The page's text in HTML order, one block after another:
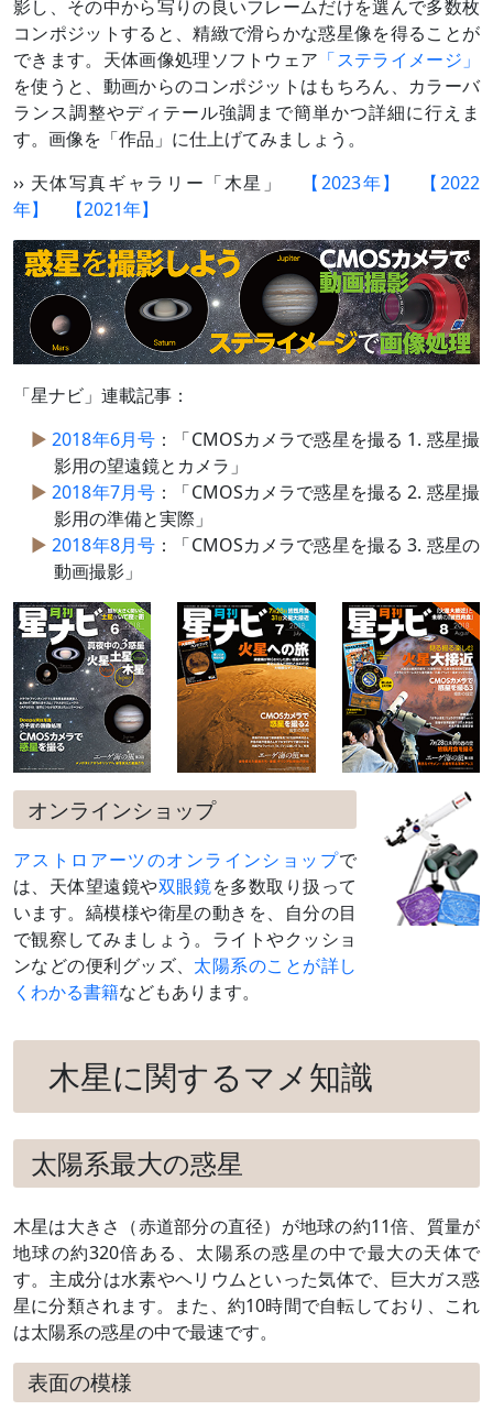
影し、その中から写りの良いフレームだけを選んで多数枚
コンポジットすると、精緻で滑らかな惑星像を得ることが
できます。天体画像処理ソフトウェア 「ステライメージ」
を使うと、動画からのコンポジットはもちろん、カラーバ
ランス調整やディテール強調まで簡単かつ詳細に行えま
す。画像を「作品」に仕上げてみましょう。
›› 天体写真ギャラリー「木星」
【2023年】
【2022
年】
【2021年】
「星ナビ」連載記事：
2018年6月号 ：「CMOSカメラで惑星を撮る 1. 惑星撮
影用の望遠鏡とカメラ」
2018年7月号 ：「CMOSカメラで惑星を撮る 2. 惑星撮
影用の準備と実際」
2018年8月号 ：「CMOSカメラで惑星を撮る 3. 惑星の
動画撮影」
オンラインショップ
アストロアーツのオンラインショップで
は、天体望遠鏡や双眼鏡を多数取り扱って
います。縞模様や衛星の動きを、自分の目
で観察してみましょう。ライトやクッショ
ンなどの便利グッズ、 太陽系のことが詳し
くわかる書籍などもあります。
木星に関するマメ知識
太陽系最大の惑星
木星は大きさ（赤道部分の直径）が地球の約11倍、質量が
地球の約320倍ある、太陽系の惑星の中で最大の天体で
す。主成分は水素やヘリウムといった気体で、巨大ガス惑
星に分類されます。また、約10時間で自転しており、これ
は太陽系の惑星の中で最速です。
表面の模様